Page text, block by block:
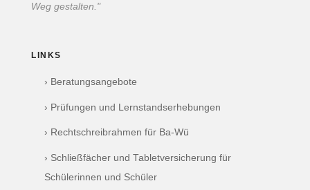
Weg gestalten."
LINKS
› Beratungsangebote
› Prüfungen und Lernstandserhebungen
› Rechtschreibrahmen für Ba-Wü
› Schließfächer und Tabletversicherung für
Schülerinnen und Schüler